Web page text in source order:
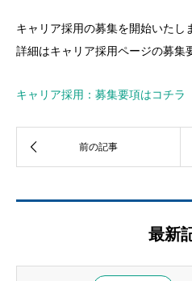
キャリア採用の募集を開始いたし
詳細はキャリア採用ページの募集
キャリア採用：募集要項はコチ
最新